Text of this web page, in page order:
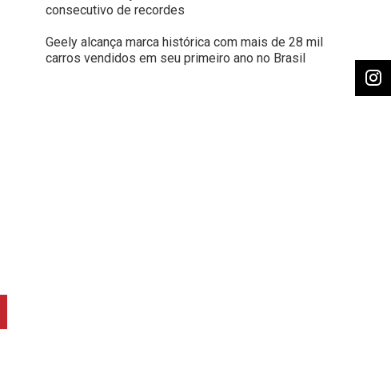
consecutivo de recordes
Geely alcança marca histórica com mais de 28 mil
carros vendidos em seu primeiro ano no Brasil